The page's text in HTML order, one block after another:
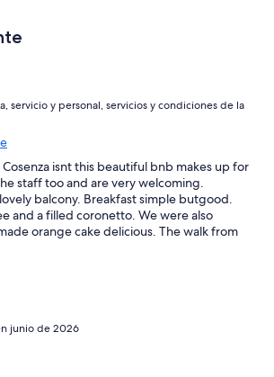
servicio y personal, servicios y condiciones de la
isnt this beautiful bnb makes up for
staff too and are very welcoming.
balcony. Breakfast simple butgood.
and a filled coronetto. We were also
orange cake delicious. The walk from
junio de 2026